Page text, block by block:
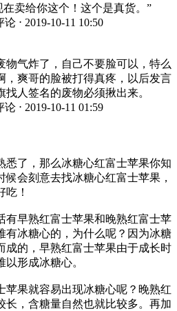
卖给你这个！这个是真货。”
⋅ 2019-10-11 10:50
物气炸了，自己不要脸可以，特么
，爽哥的脸被打得真疼，以后发言
人签名的废物必须揪出来。
⋅ 2019-10-11 01:59
悉了，那么冰糖心红富士苹果你知
会刻意去找冰糖心红富士苹果，
吃！
有早熟红富士苹果和晚熟红富士苹
有冰糖心的，为什么呢？因为冰糖
成的，早熟红富士苹果由于成长时
形成冰糖心。
苹果就容易出现冰糖心呢？晚熟红
长，含糖量自然也就比较多。再加